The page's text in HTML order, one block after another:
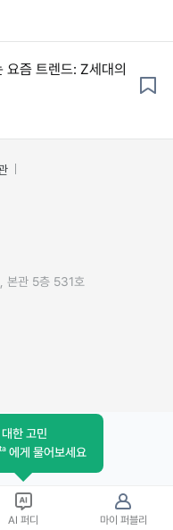
요즘 트렌드: Z세대의
본관 5층 531호
한 고민
에게 물어보세요
AI 퍼디 마이 퍼블리